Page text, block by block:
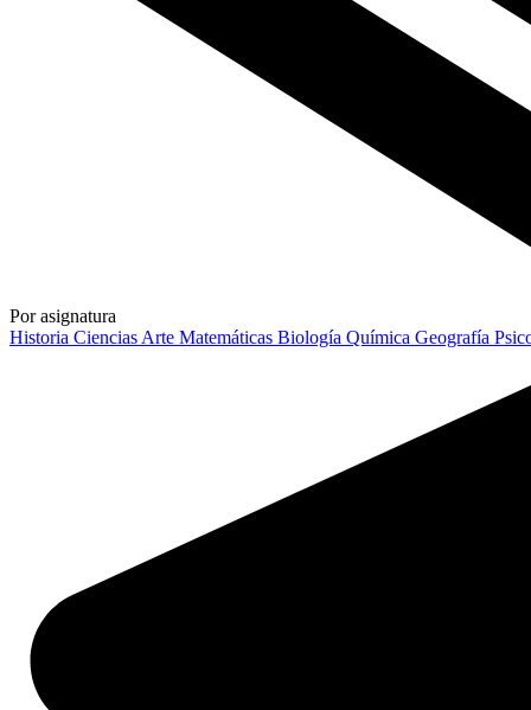
Por asignatura
Historia Ciencias Arte Matemáticas Biología Química Geografía